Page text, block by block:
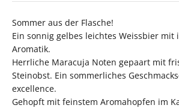
Sommer aus der Flasche!
Ein sonnig gelbes leichtes Weissbier mit
Aromatik.
Herrliche Maracuja Noten gepaart mit
Steinobst. Ein sommerliches
excellence.
Gehopft mit feinstem Aromahopfen im